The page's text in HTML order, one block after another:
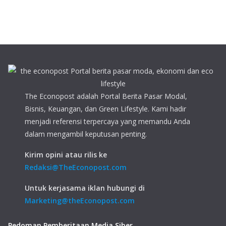
The Econopost adalah Portal Berita Pasar Modal,
Bisnis, Keuangan, dan Green Lifestyle. Kami hadir
menjadi referensi terpercaya yang memandu Anda
dalam mengambil keputusan penting.
Kirim opini atau rilis ke
Redaksi@TheEconopost.com
Untuk kerjasama iklan hubungi di
Marketing@theEconopost.com